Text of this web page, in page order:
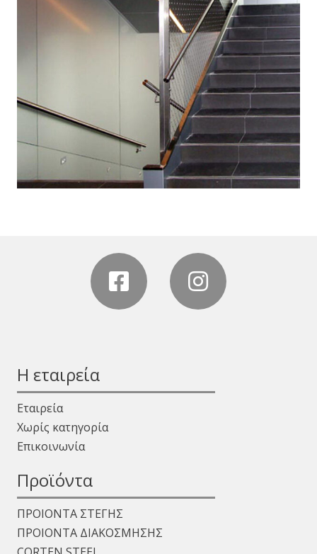
Η εταιρεία
Εταιρεία
Χωρίς κατηγορία
Επικοινωνία
Προϊόντα
ΠΡΟΙΟΝΤΑ ΣΤΕΓΗΣ
ΠΡΟΙΟΝΤΑ ΔΙΑΚΟΣΜΗΣΗΣ